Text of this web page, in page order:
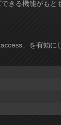
きる機能がもと
」を有効に